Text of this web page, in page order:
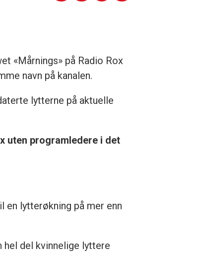
«Mårnings» på Radio Rox
navn på kanalen.
lytterne på aktuelle
uten programledere i det
en lytterøkning på mer enn
hel del kvinnelige lyttere